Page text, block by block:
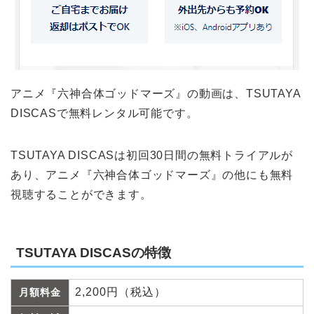
アニメ『六神合体ゴッドマーズ』の動画は、TSUTAYA
DISCASで無料レンタル可能です。
TSUTAYA DISCASは初回30日間の無料トライアルが
あり、アニメ『六神合体ゴッドマーズ』の他にも無料
視聴することができます。
TSUTAYA DISCASの特徴
月額料金 2,200円（税込）